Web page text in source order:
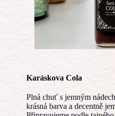
Karáskova Cola
Plná chuť s jemným
krásná barva a decentně